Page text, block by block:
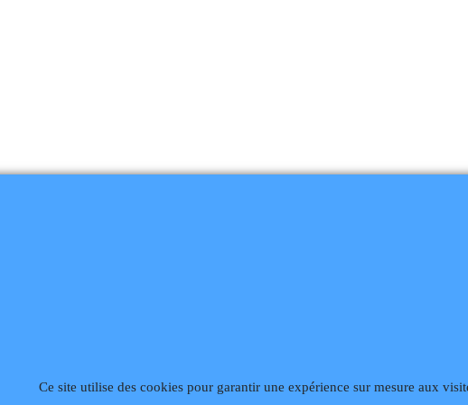
02 99 868 868 Fax 02 99 868 869Contact mailSite hébergé par Infomaniak
Ce site utilise des cookies pour garantir une expérience sur mesure aux